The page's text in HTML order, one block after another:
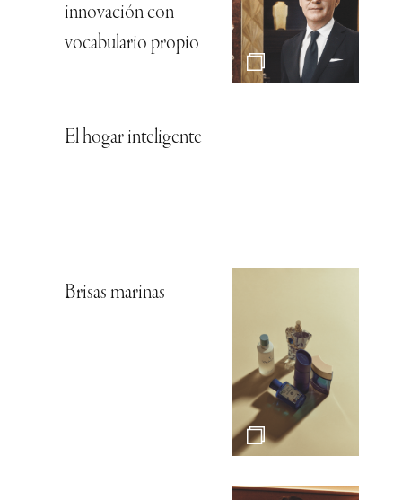
innovación con
vocabulario propio
El hogar inteligente
Brisas marinas